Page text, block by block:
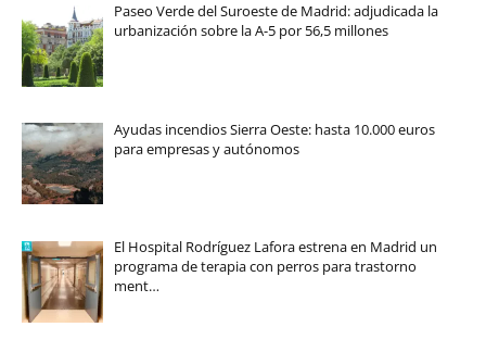
Paseo Verde del Suroeste de Madrid: adjudicada la
urbanización sobre la A-5 por 56,5 millones
Ayudas incendios Sierra Oeste: hasta 10.000 euros
para empresas y autónomos
El Hospital Rodríguez Lafora estrena en Madrid un
programa de terapia con perros para trastorno
ment…